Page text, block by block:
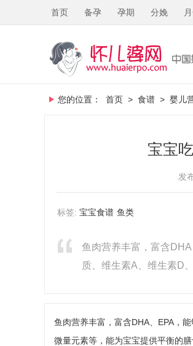
首页 备孕 孕期 分娩
您的位置： 首页 > 食谱 > 婴儿
宝宝
发
标签: 宝宝食谱 鱼类
鱼肉营养丰富，富含
质、维生素A、维生素D
鱼肉营养丰富，富含DHA、EPA，
微量元素等，能为宝宝提供平衡的膳